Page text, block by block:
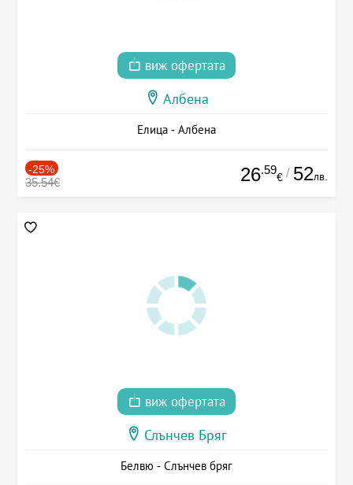
виж офертата
Албена
Елица - Албена
-25%
35.54€ 26.59
€ / 52лв.
виж офертата
Слънчев Бряг
Белвю - Слънчев бряг